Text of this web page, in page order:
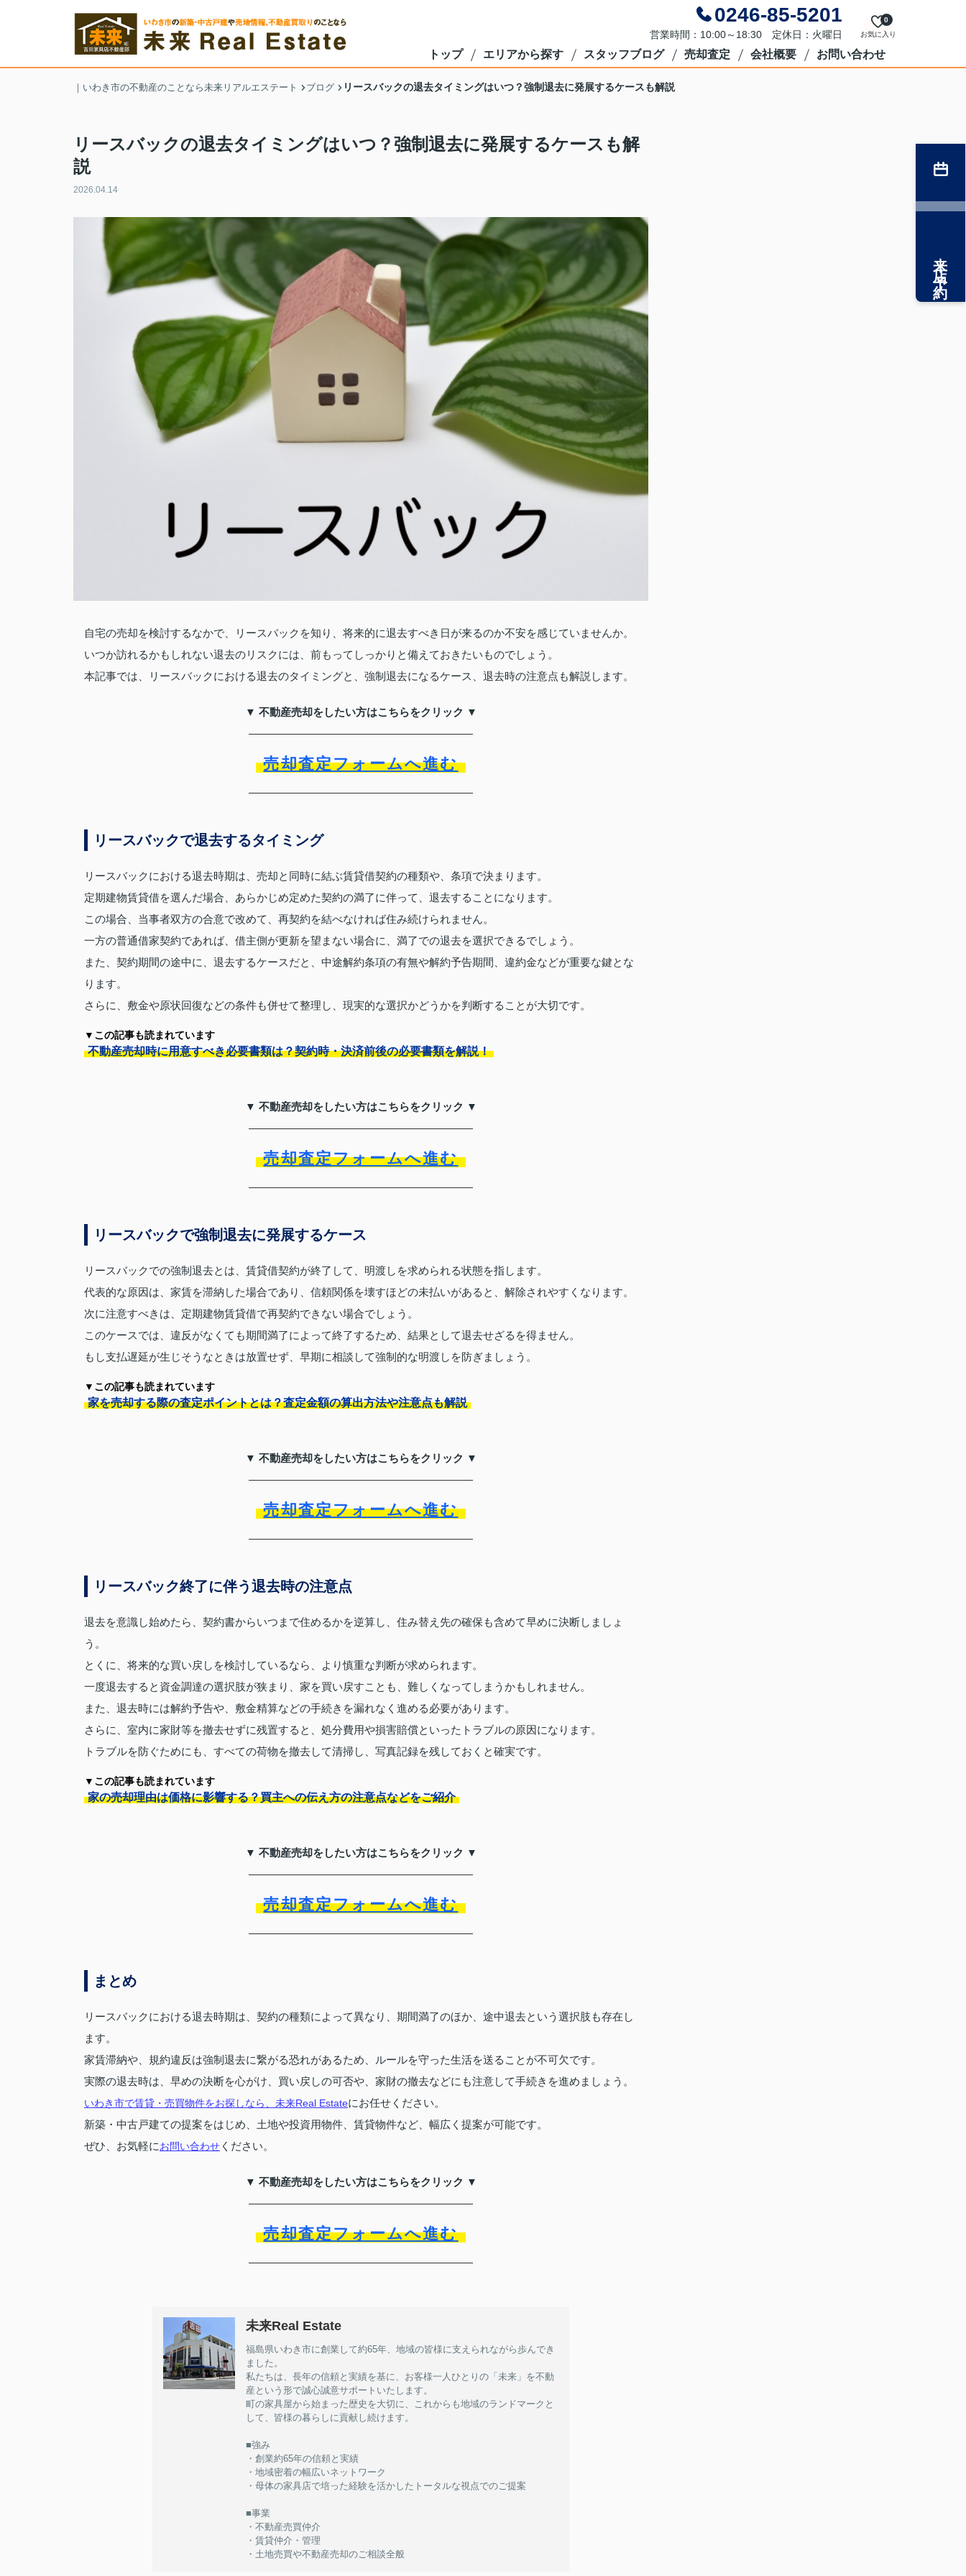
0246-85-5201
営業時間：10:00～18:30 定休日：火曜日 お気に入り
0
トップ エリアから探す スタッフブログ 売却査定 会社概要 お問い合わせ
｜いわき市の不動産のことなら未来リアルエステート ブログ リースバックの退去タイミングはいつ？強制退去に発展するケースも解説
リースバックの退去タイミングはいつ？強制退去に発展するケースも解
説
2026.04.14
自宅の売却を検討するなかで、リースバックを知り、将来的に退去すべき日が来るのか不安を感じていませんか。
いつか訪れるかもしれない退去のリスクには、前もってしっかりと備えておきたいものでしょう。
本記事では、リースバックにおける退去のタイミングと、強制退去になるケース、退去時の注意点も解説します。
▼ 不動産売却をしたい方はこちらをクリック ▼
売却査定フォームへ進む
リースバックで退去するタイミング
リースバックにおける退去時期は、売却と同時に結ぶ賃貸借契約の種類や、条項で決まります。
定期建物賃貸借を選んだ場合、あらかじめ定めた契約の満了に伴って、退去することになります。
この場合、当事者双方の合意で改めて、再契約を結べなければ住み続けられません。
一方の普通借家契約であれば、借主側が更新を望まない場合に、満了での退去を選択できるでしょう。
また、契約期間の途中に、退去するケースだと、中途解約条項の有無や解約予告期間、違約金などが重要な鍵とな
ります。
さらに、敷金や原状回復などの条件も併せて整理し、現実的な選択かどうかを判断することが大切です。
▼この記事も読まれています
不動産売却時に用意すべき必要書類は？契約時・決済前後の必要書類を解説！
▼ 不動産売却をしたい方はこちらをクリック ▼
売却査定フォームへ進む
リースバックで強制退去に発展するケース
リースバックでの強制退去とは、賃貸借契約が終了して、明渡しを求められる状態を指します。
代表的な原因は、家賃を滞納した場合であり、信頼関係を壊すほどの未払いがあると、解除されやすくなります。
次に注意すべきは、定期建物賃貸借で再契約できない場合でしょう。
このケースでは、違反がなくても期間満了によって終了するため、結果として退去せざるを得ません。
もし支払遅延が生じそうなときは放置せず、早期に相談して強制的な明渡しを防ぎましょう。
▼この記事も読まれています
家を売却する際の査定ポイントとは？査定金額の算出方法や注意点も解説
▼ 不動産売却をしたい方はこちらをクリック ▼
売却査定フォームへ進む
リースバック終了に伴う退去時の注意点
退去を意識し始めたら、契約書からいつまで住めるかを逆算し、住み替え先の確保も含めて早めに決断しましょ
う。
とくに、将来的な買い戻しを検討しているなら、より慎重な判断が求められます。
一度退去すると資金調達の選択肢が狭まり、家を買い戻すことも、難しくなってしまうかもしれません。
また、退去時には解約予告や、敷金精算などの手続きを漏れなく進める必要があります。
さらに、室内に家財等を撤去せずに残置すると、処分費用や損害賠償といったトラブルの原因になります。
トラブルを防ぐためにも、すべての荷物を撤去して清掃し、写真記録を残しておくと確実です。
▼この記事も読まれています
家の売却理由は価格に影響する？買主への伝え方の注意点などをご紹介
▼ 不動産売却をしたい方はこちらをクリック ▼
売却査定フォームへ進む
まとめ
リースバックにおける退去時期は、契約の種類によって異なり、期間満了のほか、途中退去という選択肢も存在し
ます。
家賃滞納や、規約違反は強制退去に繋がる恐れがあるため、ルールを守った生活を送ることが不可欠です。
実際の退去時は、早めの決断を心がけ、買い戻しの可否や、家財の撤去などにも注意して手続きを進めましょう。
いわき市で賃貸・売買物件をお探しなら、未来Real Estateにお任せください。
新築・中古戸建ての提案をはじめ、土地や投資用物件、賃貸物件など、幅広く提案が可能です。
ぜひ、お気軽にお問い合わせ ください。
▼ 不動産売却をしたい方はこちらをクリック ▼
売却査定フォームへ進む
未来Real Estate
福島県いわき市に創業して約65年、地域の皆様に支えられながら歩んでき
ました。
私たちは、長年の信頼と実績を基に、お客様一人ひとりの「未来」を不動
産という形で誠心誠意サポートいたします。
町の家具屋から始まった歴史を大切に、これからも地域のランドマークと
して、皆様の暮らしに貢献し続けます。
■強み
・創業約65年の信頼と実績
・地域密着の幅広いネットワーク
・母体の家具店で培った経験を活かしたトータルな視点でのご提案
■事業
・不動産売買仲介
・賃貸仲介・管理
・土地売買や不動産売却のご相談全般
来店予約